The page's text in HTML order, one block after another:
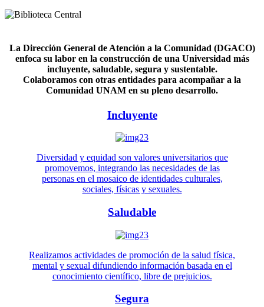
La Dirección General de Atención a la Comunidad (DGACO)
enfoca su labor en la construcción de una Universidad más
incluyente, saludable, segura y sustentable.
Colaboramos con otras entidades para acompañar a la
Comunidad UNAM en su pleno desarrollo.
Incluyente
Diversidad y equidad son valores universitarios que
promovemos, integrando las necesidades de las
personas en el mosaico de identidades culturales,
sociales, físicas y sexuales.
Saludable
Realizamos actividades de promoción de la salud física,
mental y sexual difundiendo información basada en el
conocimiento científico, libre de prejuicios.
Segura